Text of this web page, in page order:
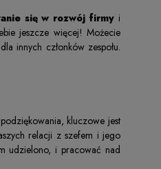
się w rozwój firmy i
jeszcze więcej! Możecie
innych członków zespołu.
kluczowe jest
relacji z szefem i jego
udzielono, i pracować nad